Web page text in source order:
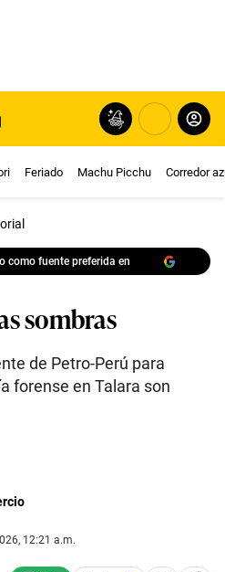
Feriado Machu Picchu Corredor
como fuente preferida en
sombras
de Petro-Perú para
forense en Talara son
12:21 a.m.